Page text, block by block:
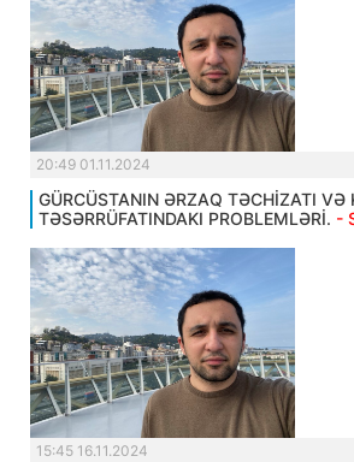
20:49 01.11.2024
GÜRCÜSTANIN ƏRZAQ TƏCHİZATI VƏ
TƏSƏRRÜFATINDAKI PROBLEMLƏRİ. -
15:45 16.11.2024